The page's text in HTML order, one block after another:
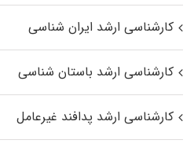
کارشناسی ارشد ایران شناسی
کارشناسی ارشد باستان شناسی
کارشناسی ارشد پدافند غیرعامل